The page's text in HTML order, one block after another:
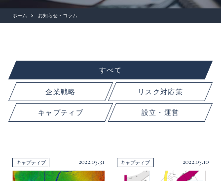
ホーム お知らせ・コラム
すべて
企業戦略 リスク対応策
キャプティブ 設立・運営
キャプティブ 2022.03.31 キャプティブ 2022.03.10